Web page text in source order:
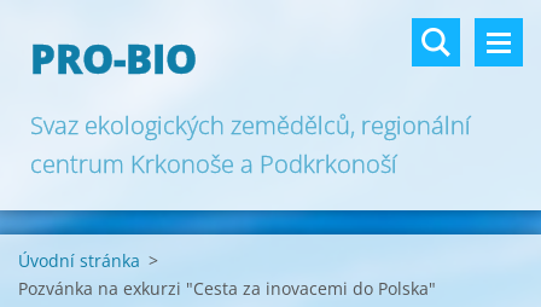
PRO-BIO
Svaz ekologických zemědělců, regionální
centrum Krkonoše a Podkrkonoší
Úvodní stránka >
Pozvánka na exkurzi "Cesta za inovacemi do Polska"